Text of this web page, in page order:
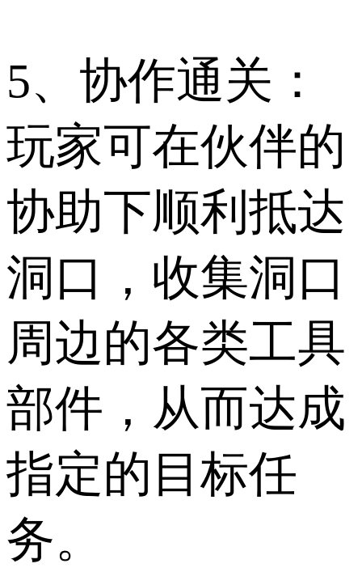
5、协作通关：
玩家可在伙伴的
协助下顺利抵达
洞口，收集洞口
周边的各类工具
部件，从而达成
指定的目标任
务。